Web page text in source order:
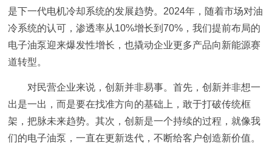
是下一代电机冷却系统的发展趋势。2024年，随着市场对油
冷系统的认可，渗透率从10%增长到70%，我们提前布局的
电子油泵迎来爆发性增长，也撬动企业更多产品向新能源赛
道转型。
对民营企业来说，创新并非易事。首先，创新并非想一
出是一出，而是要在找准方向的基础上，敢于打破传统框
架，把脉未来趋势。其次，创新是一个持续的过程，就像我
们的电子油泵，一直在更新迭代，不断给客户创造新价值。